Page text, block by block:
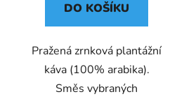
DO KOŠÍKU
Pražená zrnková plantážní
káva (100% arabika).
Směs vybraných